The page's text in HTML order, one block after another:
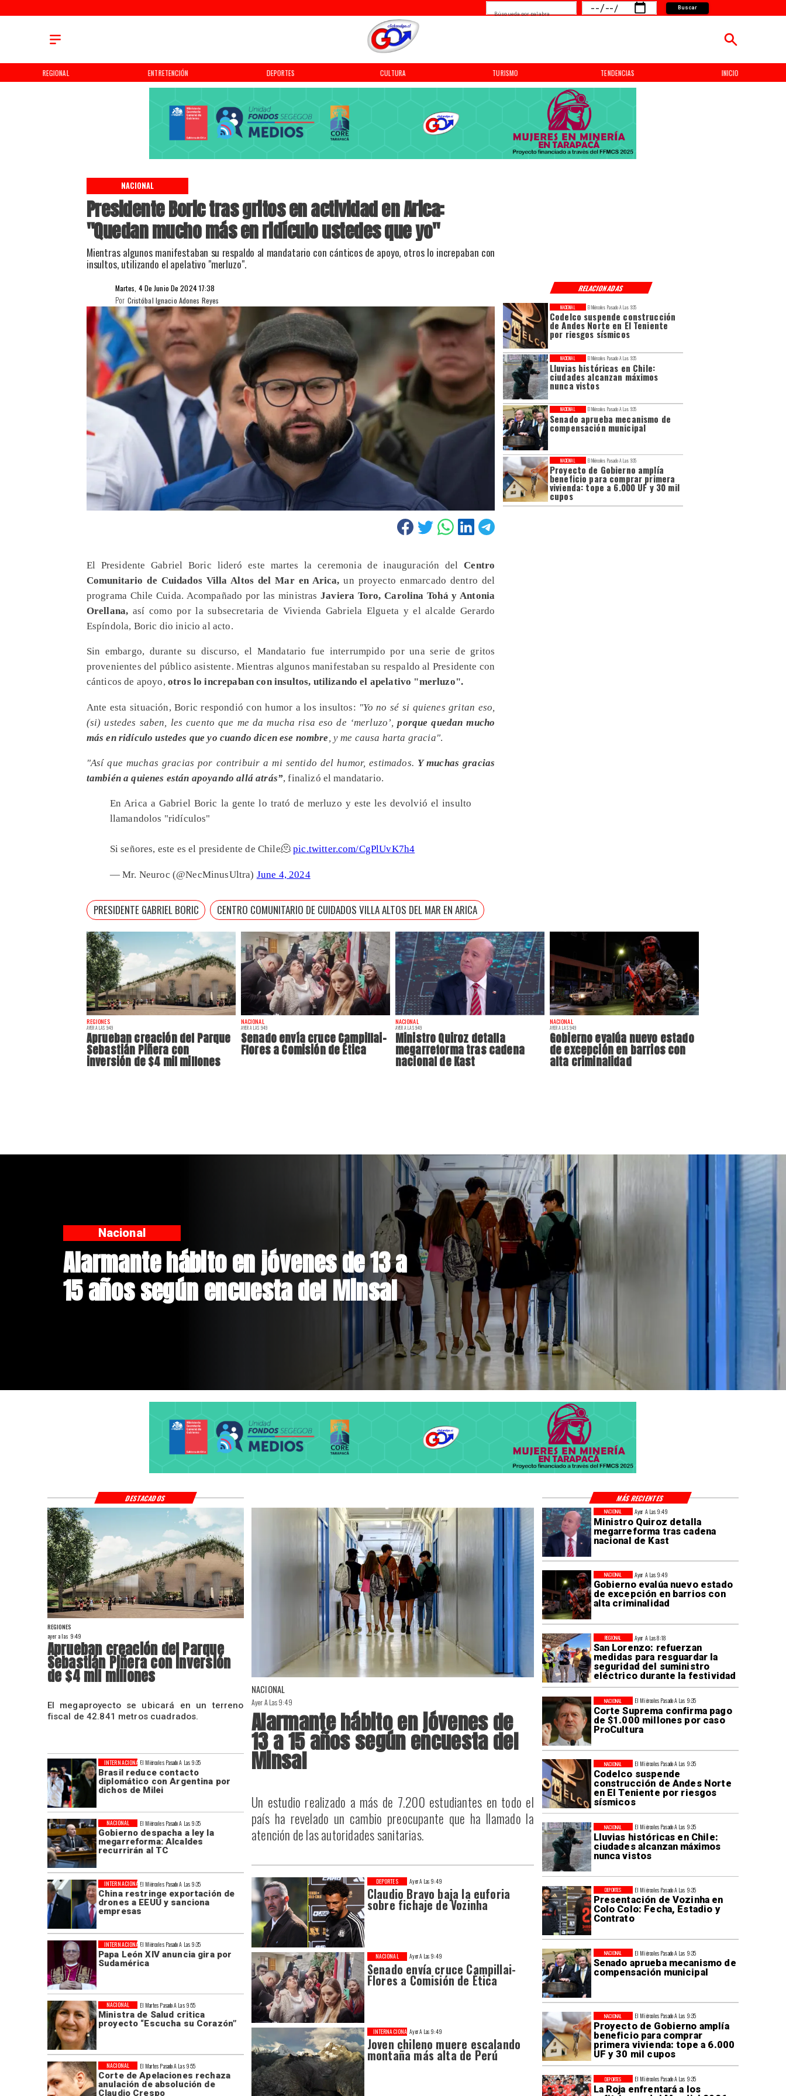
REGIONAL ENTRETENCIÓN DEPORTES CULTURA TURISMO TENDENCIAS INICIO
Buscar
Búsqueda por palabra
Presidente Boric tras gritos en actividad en Arica:
"Quedan mucho más en ridículo ustedes que yo"
​Mientras algunos manifestaban su respaldo al mandatario con cánticos de apoyo, otros lo increpaban con
insultos, utilizando el apelativo "merluzo".
NACIONAL
RELACIONADAS
Martes, 4 De Junio De 2024 17:38
Cristóbal Ignacio Adones Reyes
Por
REGIONES
AYER A LAS 9:49
Aprueban creación del Parque
Sebastián Piñera con
inversión de $4 mil millones
NACIONAL
AYER A LAS 9:49
Senado envía cruce Campillai-
Flores a Comisión de Ética
NACIONAL
AYER A LAS 9:49
Ministro Quiroz detalla
megarreforma tras cadena
nacional de Kast
NACIONAL
AYER A LAS 9:49
Gobierno evalúa nuevo estado
de excepción en barrios con
alta criminalidad
El Miércoles Pasado A Las 9:35
Codelco suspende construcción
de Andes Norte en El Teniente
por riesgos sísmicos
NACIONAL
El Miércoles Pasado A Las 9:35
Lluvias históricas en Chile:
ciudades alcanzan máximos
nunca vistos
NACIONAL
El Miércoles Pasado A Las 9:35
Senado aprueba mecanismo de
compensación municipal
NACIONAL
El Miércoles Pasado A Las 9:35
Proyecto de Gobierno amplía
beneficio para comprar primera
vivienda: tope a 6.000 UF y 30 mil
cupos
NACIONAL
El Presidente Gabriel Boric lideró este martes la ceremonia de inauguración delCentro
Comunitario de Cuidados Villa Altos del Mar en Arica, un proyecto enmarcado dentro del
programa Chile Cuida. Acompañado por las ministrasJaviera Toro, Carolina Tohá y Antonia
Orellana, así como por la subsecretaria de Vivienda Gabriela Elgueta y el alcalde Gerardo
Espíndola, Boric dio inicio al acto.
Sin embargo, durante su discurso, el Mandatario fue interrumpido por una serie de gritos
provenientes del público asistente. Mientras algunos manifestaban su respaldo al Presidente con
cánticos de apoyo, otros lo increpaban con insultos, utilizando el apelativo "merluzo".
Ante esta situación, Boric respondió con humor a los insultos: "Yo no sé si quienes gritan eso,
(si) ustedes saben, les cuento que me da mucha risa eso de ‘merluzo’,porque quedan mucho
más en ridículo ustedes que yo cuando dicen ese nombre , y me causa harta gracia".
"Así que muchas gracias por contribuir a mi sentido del humor, estimados. Y muchas gracias
también a quienes están apoyando allá atrás”, finalizó el mandatario.
En Arica a Gabriel Boric la gente lo trató de merluzo y este les devolvió el insulto
llamandolos "ridículos"
Si señores, este es el presidente de Chile🫠pic.twitter.com/CgPlUvK7h4
— Mr. Neuroc (@NecMinusUltra) June 4, 2024
PRESIDENTE GABRIEL BORIC CENTRO COMUNITARIO DE CUIDADOS VILLA ALTOS DEL MAR EN ARICA
Aprueban creación del Parque
Sebastián Piñera con inversión de
Regiones
Ayer A Las 9:49
Ministro Quiroz detalla
megarreforma tras cadena
nacional de Kast
NACIONAL
Ayer A Las 9:49
Gobierno evalúa nuevo estado
de excepción en barrios con
alta criminalidad
NACIONAL
Ayer A Las 8:18
San Lorenzo: refuerzan
medidas para resguardar la
seguridad del suministro
eléctrico durante la festividad
REGIONAL
El Miércoles Pasado A Las 9:35
Corte Suprema confirma pago
de $1.000 millones por caso
ProCultura
NACIONAL
El Miércoles Pasado A Las 9:35
Codelco suspende
construcción de Andes Norte
en El Teniente por riesgos
sísmicos
NACIONAL
El Miércoles Pasado A Las 9:35
Lluvias históricas en Chile:
ciudades alcanzan máximos
nunca vistos
NACIONAL
El Miércoles Pasado A Las 9:35
Presentación de Vozinha en
Colo Colo: Fecha, Estadio y
Contrato
DEPORTES
El Miércoles Pasado A Las 9:35
Senado aprueba mecanismo de
compensación municipal
NACIONAL
El Miércoles Pasado A Las 9:35
Proyecto de Gobierno amplía
beneficio para comprar
primera vivienda: tope a 6.000
UF y 30 mil cupos
NACIONAL
El Miércoles Pasado A Las 9:35
La Roja enfrentará a los
DEPORTES
El Miércoles Pasado A Las 9:35
Brasil reduce contacto
diplomático con Argentina por
dichos de Milei
INTERNACIONAL
El Miércoles Pasado A Las 9:35
Gobierno despacha a ley la
megarreforma: Alcaldes
recurrirán al TC
NACIONAL
El Miércoles Pasado A Las 9:35
China restringe exportación de
drones a EEUU y sanciona
empresas
INTERNACIONAL
El Miércoles Pasado A Las 9:35
Papa León XIV anuncia gira por
Sudamérica
INTERNACIONAL
El Martes Pasado A Las 9:55
Ministra de Salud critica
proyecto “Escucha su Corazón”
NACIONAL
El Martes Pasado A Las 9:55
Corte de Apelaciones rechaza
anulación de absolución de
Claudio Crespo
NACIONAL
Ayer A Las 9:49
Claudio Bravo baja la euforia
sobre fichaje de Vozinha
DEPORTES
Ayer A Las 9:49
Senado envía cruce Campillai-
Flores a Comisión de Ética
NACIONAL
Ayer A Las 9:49
Joven chileno muere escalando
montaña más alta de Perú
INTERNACIONAL
REGIONES
ayer a las 9:49
Aprueban creación del Parque
Sebastián Piñera con inversión
de $4 mil millones
El megaproyecto se ubicará en un terreno
fiscal de 42.841 metros cuadrados.
NACIONAL
Ayer A Las 9:49
Alarmante hábito en jóvenes de
13 a 15 años según encuesta del
Minsal
Un estudio realizado a más de 7.200 estudiantes en todo el
país ha revelado un cambio preocupante que ha llamado la
atención de las autoridades sanitarias.
DESTACADOS MÁS RECIENTES